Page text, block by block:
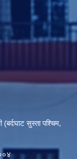
(बर्दघाट सुस्ता पश्चिम,